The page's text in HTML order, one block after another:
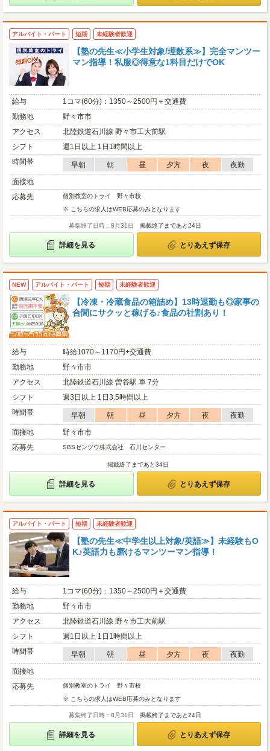
アルバイト・パート 短期 未経験者歓迎
【塾の先生≪小学生対象/理数系≫】完全マンツー
マン指導！私服◎得意な1科目だけでOK
給与
1コマ(60分)：1350～2500円＋交通費
勤務地
野々市市
アクセス
北陸鉄道石川線 野々市工大前駅
シフト
週1日以上 1日1時間以上
時間帯
早朝 朝 昼 夕方 夜
夜勤
面接地
応募先
個別教室のトライ 野々市校
※ こちらの求人はWEB応募のみとなります
募集終了日時：8月31日 掲載終了まであと24日
詳細を見る とりあえず保存
NEW アルバイト・パート 短期 未経験者歓迎
【冷凍・冷蔵食品の箱詰め】13時退勤も◎家事の
合間にサクッと稼げる♪食品の社割あり！
給与
時給1070～1170円+交通費
勤務地
野々市市
アクセス
北陸鉄道石川線 曽谷駅 車 7分
シフト
週3日以上 1日3.5時間以上
時間帯
早朝 朝 昼 夕方 夜
夜勤
面接地
野々市市
応募先
SBSゼンツウ株式会社 石川センター
掲載終了まであと34日
詳細を見る とりあえず保存
アルバイト・パート 短期 未経験者歓迎
【塾の先生≪中学生以上対象/英語≫】未経験もO
K♪英語力も磨けるマンツーマン指導！
給与
1コマ(60分)：1350～2500円＋交通費
勤務地
野々市市
アクセス
北陸鉄道石川線 野々市工大前駅
シフト
週1日以上 1日1時間以上
時間帯
早朝 朝 昼 夕方 夜
夜勤
面接地
応募先
個別教室のトライ 野々市校
※ こちらの求人はWEB応募のみとなります
募集終了日時：8月31日 掲載終了まであと24日
詳細を見る とりあえず保存